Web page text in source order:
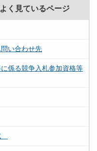
く見ているページ
い合わせ先
係る競争入札参加資格等